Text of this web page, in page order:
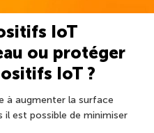
IoT
ou protéger
IoT ?
à augmenter la surface
il est possible de minimiser